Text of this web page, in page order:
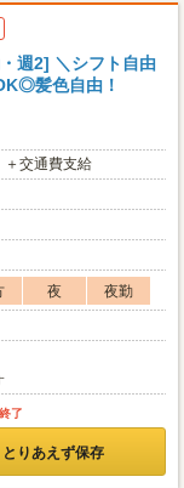
週2] ＼シフト自由
髪色自由！
交通費支給
夜
夜勤
了
とりあえず保存